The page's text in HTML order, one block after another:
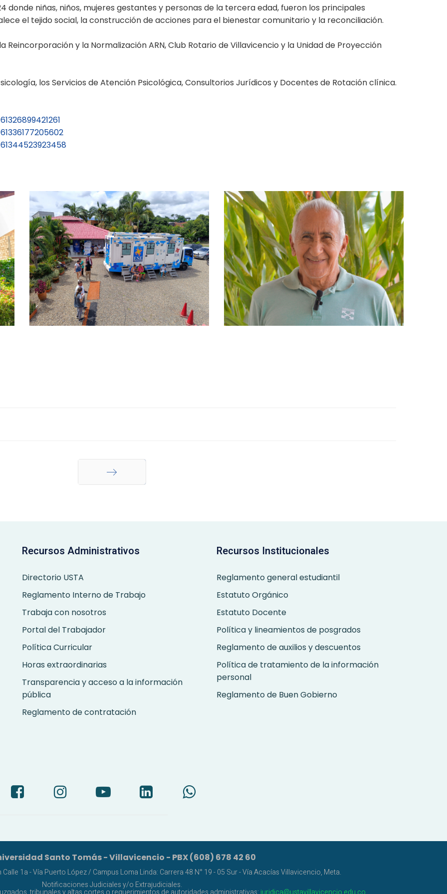
donde niñas, niños, mujeres gestantes y personas de la tercera edad, fueron los principales
el tejido social, la construcción de acciones para el bienestar comunitario y la reconciliación.
y la Normalización ARN, Club Rotario de Villavicencio y la Unidad de Proyección
los Servicios de Atención Psicológica, Consultorios Jurídicos y Docentes de Rotación clínica.
Recursos Administrativos
Directorio USTA
Reglamento Interno de Trabajo
Trabaja con nosotros
Portal del Trabajador
Política Curricular
Horas extraordinarias
Transparencia y acceso a la información
pública
Reglamento de contratación
Recursos Institucionales
Reglamento general estudiantil
Estatuto Orgánico
Estatuto Docente
Política y lineamientos de posgrados
Reglamento de auxilios y descuentos
Política de tratamiento de la información
personal
Reglamento de Buen Gobierno
Santo Tomás - Villavicencio - PBX (608) 678 42 60
1a - Vía Puerto López / Campus Loma Linda: Carrera 48 N° 19 - 05 Sur - Vía Acacías Villavicencio, Meta.
Notificaciones Judiciales y/o Extrajudiciales.